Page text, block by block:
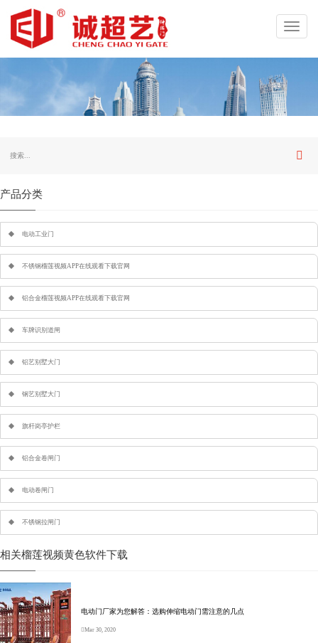
产品分类
电动工业门
不锈钢榴莲视频APP在线观看下载官网
铝合金榴莲视频APP在线观看下载官网
车牌识别道闸
铝艺别墅大门
钢艺别墅大门
旗杆岗亭护栏
铝合金卷闸门
电动卷闸门
不锈钢拉闸门
相关榴莲视频黄色软件下载
电动门厂家为您解答：选购伸缩电动门需注意的几点
Mar 30, 2020